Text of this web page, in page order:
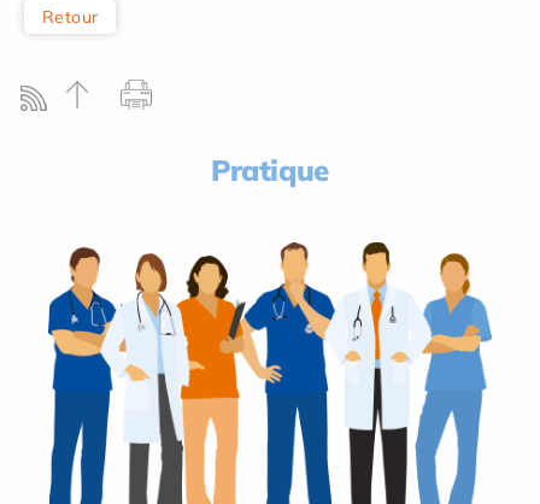
Retour
Pratique